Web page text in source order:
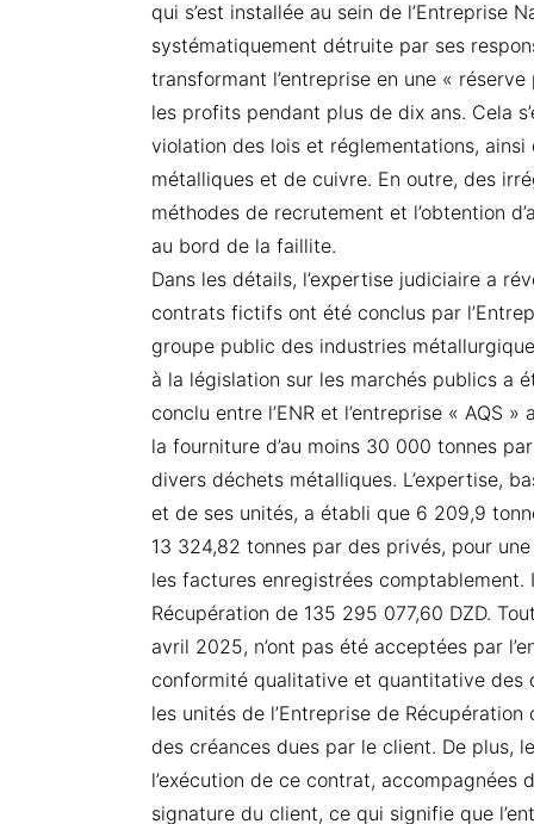
qui s’est installée au sein de l’Entreprise
systématiquement détruite par ses
transformant l’entreprise en une «
les profits pendant plus de dix ans. Cela
violation des lois et réglementations,
métalliques et de cuivre. En outre, des
méthodes de recrutement et l’obtention
au bord de la faillite.
Dans les détails, l’expertise judiciaire a
contrats fictifs ont été conclus par
groupe public des industries
à la législation sur les marchés publics a
conclu entre l’ENR et l’entreprise « AQS
la fourniture d’au moins 30 000 tonnes
divers déchets métalliques. L’expertise,
et de ses unités, a établi que 6 209,9
13 324,82 tonnes par des privés, pour
les factures enregistrées comptablement.
Récupération de 135 295 077,60 DZD.
avril 2025, n’ont pas été acceptées par
conformité qualitative et quantitative des
les unités de l’Entreprise de
des créances dues par le client. De plus,
l’exécution de ce contrat, accompagnées
signature du client, ce qui signifie que